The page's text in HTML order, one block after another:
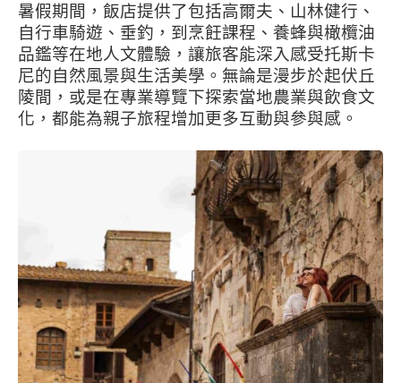
暑假期間，飯店提供了包括高爾夫、山林健行、
自行車騎遊、垂釣，到烹飪課程、養蜂與橄欖油
品鑑等在地人文體驗，讓旅客能深入感受托斯卡
尼的自然風景與生活美學。無論是漫步於起伏丘
陵間，或是在專業導覽下探索當地農業與飲食文
化，都能為親子旅程增加更多互動與參與感。